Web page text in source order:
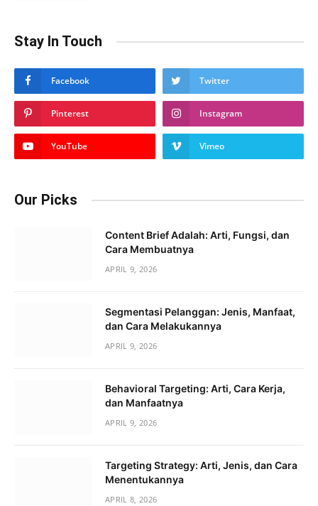
Stay In Touch
Facebook Twitter
Pinterest Instagram
YouTube Vimeo
Our Picks
Content Brief Adalah: Arti, Fungsi, dan
Cara Membuatnya
APRIL 9, 2026
Segmentasi Pelanggan: Jenis, Manfaat,
dan Cara Melakukannya
APRIL 9, 2026
Behavioral Targeting: Arti, Cara Kerja,
dan Manfaatnya
APRIL 9, 2026
Targeting Strategy: Arti, Jenis, dan Cara
Menentukannya
APRIL 8, 2026